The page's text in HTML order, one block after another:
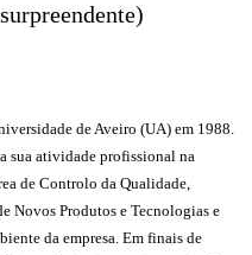
de Aveiro (UA) em 1988.
sua atividade profissional na
de Controlo da Qualidade,
Novos Produtos e Tecnologias e
da empresa. Em finais de